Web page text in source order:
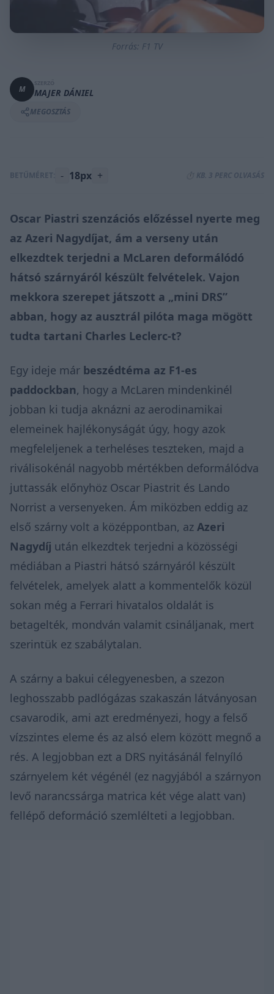
Forrás: F1 TV
M MAJER DÁNIEL
MEGOSZTÁS
BETŰMÉRET: - 18px + ⏱️ KB. 3 PERC OLVASÁS
Oscar Piastri szenzációs előzéssel nyerte meg
az Azeri Nagydíjat, ám a verseny után
elkezdtek terjedni a McLaren deformálódó
hátsó szárnyáról készült felvételek. Vajon
mekkora szerepet játszott a „mini DRS”
abban, hogy az ausztrál pilóta maga mögött
tudta tartani Charles Leclerc-t?
Egy ideje már beszédtéma az F1-es
paddockban, hogy a McLaren mindenkinél
jobban ki tudja aknázni az aerodinamikai
elemeinek hajlékonyságát úgy, hogy azok
megfeleljenek a terheléses teszteken, majd a
riválisokénál nagyobb mértékben deformálódva
juttassák előnyhöz Oscar Piastrit és Lando
Norrist a versenyeken. Ám miközben eddig az
első szárny volt a középpontban, az Azeri
Nagydíj után elkezdtek terjedni a közösségi
médiában a Piastri hátsó szárnyáról készült
felvételek, amelyek alatt a kommentelők közül
sokan még a Ferrari hivatalos oldalát is
betagelték, mondván valamit csináljanak, mert
szerintük ez szabálytalan.
A szárny a bakui célegyenesben, a szezon
leghosszabb padlógázas szakaszán látványosan
csavarodik, ami azt eredményezi, hogy a felső
vízszintes eleme és az alsó elem között megnő a
rés. A legjobban ezt a DRS nyitásánál felnyíló
szárnyelem két végénél (ez nagyjából a szárnyon
levő narancssárga matrica két vége alatt van)
fellépő deformáció szemlélteti a legjobban.